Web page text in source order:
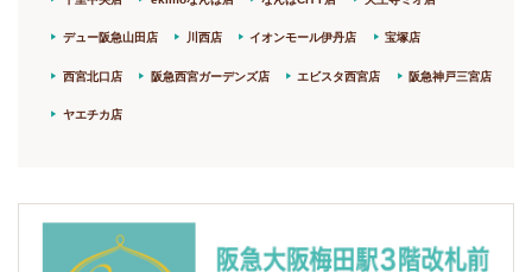
デュー阪急山田店 川西店 イオンモール伊丹店 宝塚店
西宮北口店 阪急西宮ガーデンズ店 エビスタ西宮店 阪急神戸三宮店
ヤエチカ店